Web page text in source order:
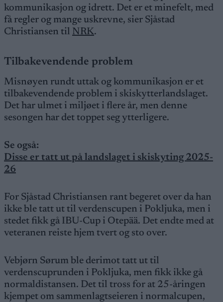
kommunikasjon og idrett. Det er et minefelt, med
få regler og mange uskrevne, sier Sjåstad
Christiansen til NRK.
Tilbakevendende problem
Misnøyen rundt uttak og kommunikasjon er et
tilbakevendende problem i skiskytterlandslaget.
Det har ulmet i miljøet i flere år, men denne
sesongen har det toppet seg ytterligere.
Se også:
Disse er tatt ut på landslaget i skiskyting 2025-
26
For Sjåstad Christiansen rant begeret over da han
ikke ble tatt ut til verdenscupen i Pokljuka, men i
stedet fikk gå IBU-Cup i Otepää. Det endte med at
veteranen reiste hjem tvert og sto over.
Vebjørn Sørum ble derimot tatt ut til
verdenscuprunden i Pokljuka, men fikk ikke gå
normaldistansen. Det til tross for at 25-åringen
kjempet om sammenlagtseieren i normalcupen,